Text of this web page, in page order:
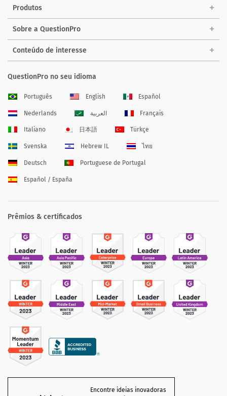
Produtos
Sobre a QuestionPro
Conteúdo de interesse
QuestionPro no seu idioma
Português English Español
Nederlands العربية Français
Italiano 日本語 Türkçe
Svenska Hebrew IL ไทย
Deutsch Portuguese de Portugal
Español / España
Prêmios & certificados
Encontre ideias inovadoras